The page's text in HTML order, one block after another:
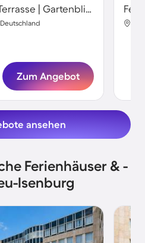
Ferienwohnung mit Terrasse | Gartenblick
Zum Angebot
ansehen
Ferienhäuser & -
Isenburg